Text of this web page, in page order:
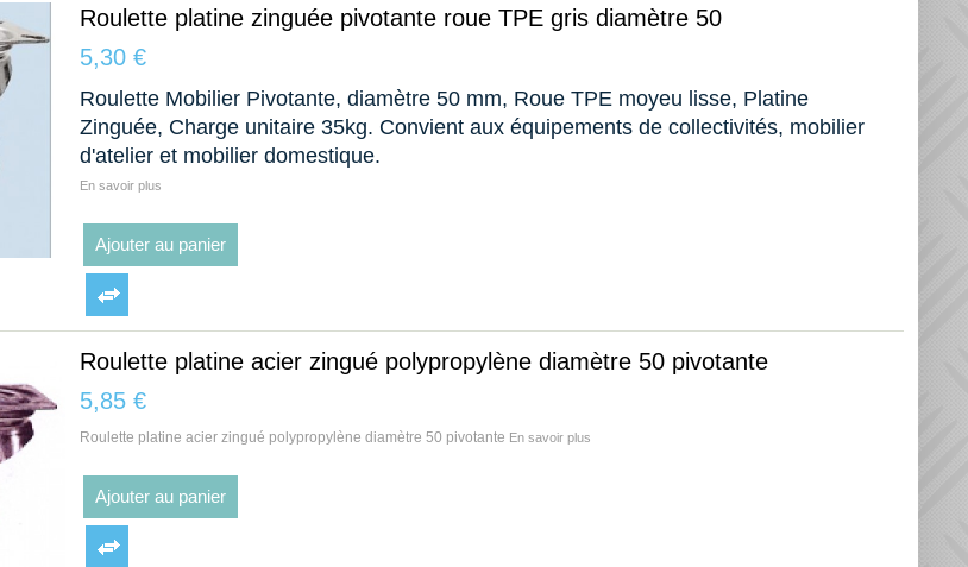
Roulette platine zinguée pivotante roue TPE gris diamètre 50
5,30 €
Roulette Mobilier Pivotante, diamètre 50 mm, Roue TPE moyeu lisse, Platine
Zinguée, Charge unitaire 35kg. Convient aux équipements de collectivités, mobilier
d'atelier et mobilier domestique.
En savoir plus
Ajouter au panier
Roulette platine acier zingué polypropylène diamètre 50 pivotante
5,85 €
Roulette platine acier zingué polypropylène diamètre 50 pivotante En savoir plus
Ajouter au panier